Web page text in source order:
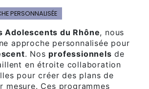
PERSONNALISÉE
Adolescents du Rhône, nous
approche personnalisée pour
. Nos professionnels de
en étroite collaboration
pour créer des plans de
mesure. Ces programmes